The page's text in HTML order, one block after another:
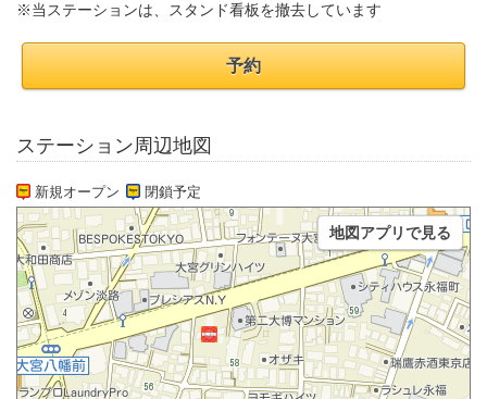
※当ステーションは、スタンド看板を撤去しています
予約
ステーション周辺地図
新規オープン 閉鎖予定
地図アプリで見る